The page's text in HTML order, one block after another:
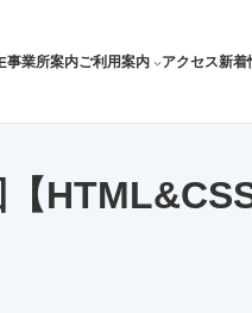
事業所案内ご利用案内 アクセス新着